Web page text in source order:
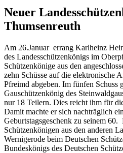
Neuer
Thumsenreuth
Am 26.Januar errang Karlheinz
des Landesschützenkönigs im
Schützenkönige aus den
zehn Schüsse auf die elektronische
Pfreimd abgeben. Im fünfen Schuss
Gauschützenkönig des
nur 18 Teilern. Dies reicht ihm für
Damit machte er sich nachträglich
Geburtstagsgeschenk zu seinem
Schützenkönigen aus den anderen
Wernigerode beim Deutschen
Bundeskönigs des Deutschen